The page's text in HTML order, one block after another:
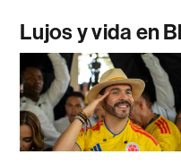
Lujos y vida en